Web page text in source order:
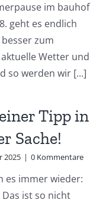
im bauhof
geht es endlich
zum
Wetter und
so werden wir [...]
Tipp in
Sache!
2025 | 0 Kommentare
es immer wieder:
Das ist so nicht